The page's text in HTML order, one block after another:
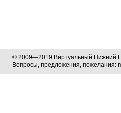
© 2009—2019 Виртуальный Нижний
Вопросы, предложения, пожелания: